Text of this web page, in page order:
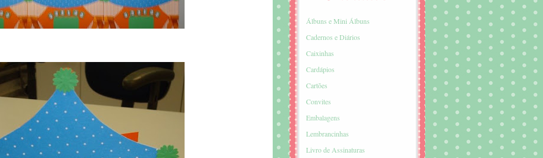
Álbuns e Mini Álbuns
Cadernos e Diários
Caixinhas
Cardápios
Cartões
Convites
Embalagens
Lembrancinhas
Livro de Assinaturas